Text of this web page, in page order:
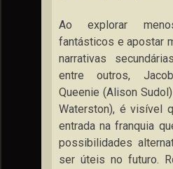
Ao explorar
fantásticos e apostar
narrativas
entre outros,
Queenie (Alison
Waterston), é visível
entrada na franquia
possibilidades
ser úteis no futuro.